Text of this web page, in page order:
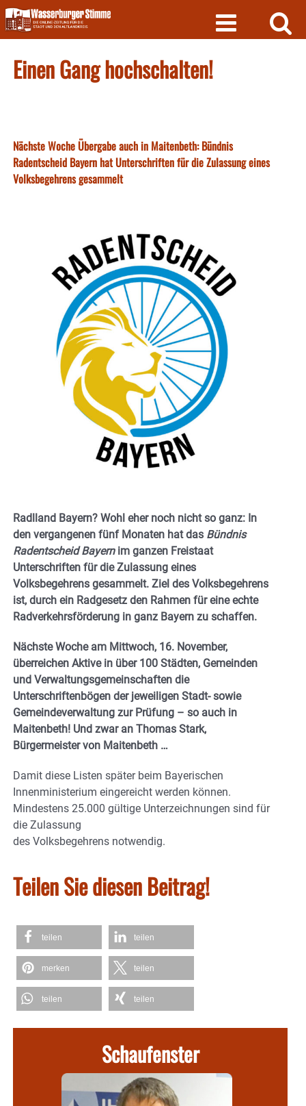
Skip
to
content
Einen Gang hochschalten!
Nächste Woche Übergabe auch in Maitenbeth: Bündnis
Radentscheid Bayern hat Unterschriften für die Zulassung eines
Volksbegehrens gesammelt
Radlland Bayern? Wohl eher noch nicht so ganz: In
den vergangenen fünf Monaten hat das Bündnis
Radentscheid Bayernim ganzen Freistaat
Unterschriften für die Zulassung eines
Volksbegehrens gesammelt. Ziel des Volksbegehrens
ist, durch ein Radgesetz den Rahmen für eine echte
Radverkehrsförderung in ganz Bayern zu schaffen.
Nächste Woche am Mittwoch, 16. November,
überreichen Aktive in über 100 Städten, Gemeinden
und Verwaltungsgemeinschaften die
Unterschriftenbögen der jeweiligen Stadt- sowie
Gemeindeverwaltung zur Prüfung – so auch in
Maitenbeth! Und zwar an Thomas Stark,
Bürgermeister von Maitenbeth …
Damit diese Listen später beim Bayerischen
Innenministerium eingereicht werden können.
Mindestens 25.000 gültige Unterzeichnungen sind für
die Zulassung
des Volksbegehrens notwendig.
Teilen Sie diesen Beitrag!
teilen teilen
merken teilen
teilen teilen
Schaufenster